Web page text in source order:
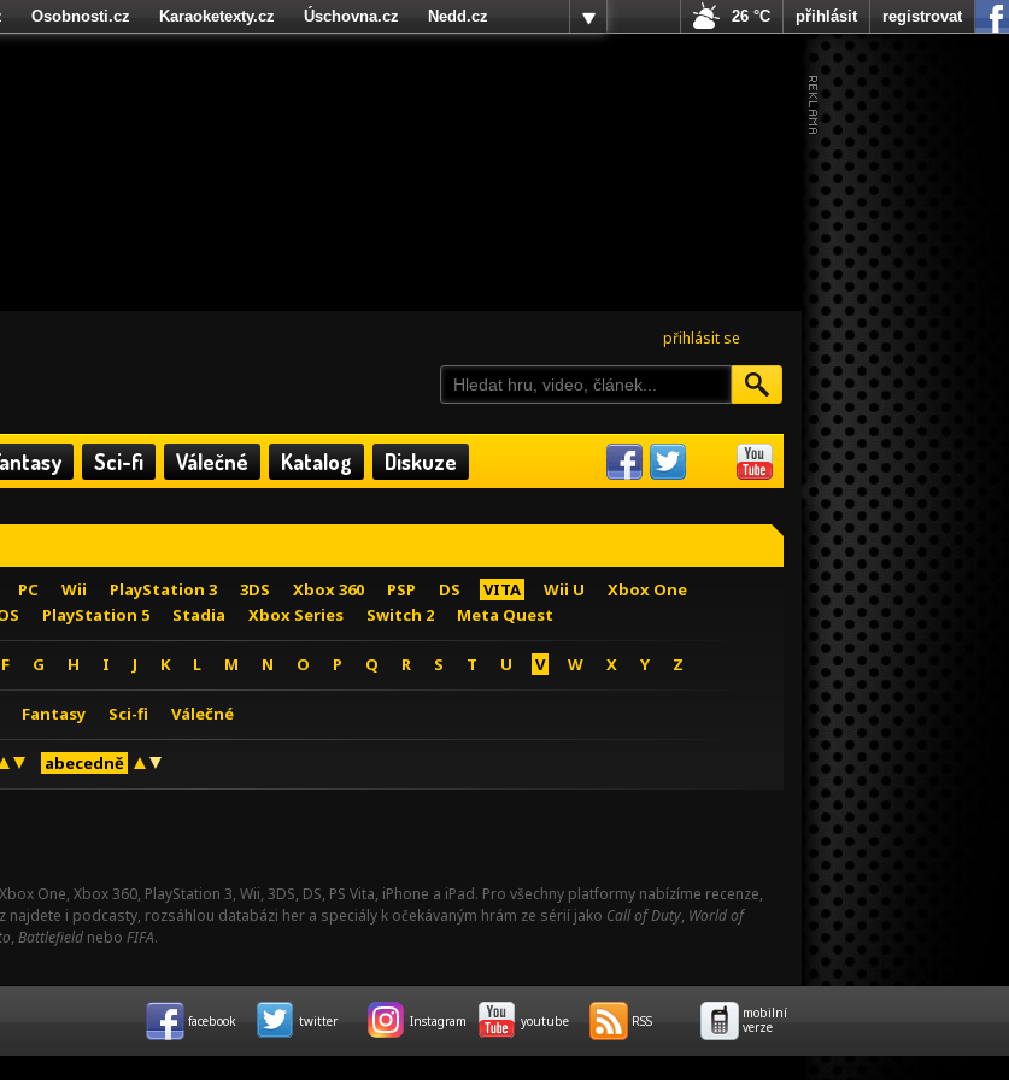
přihlásit se
Sci-fi Válečné Katalog Diskuze
PC Wii PlayStation 3 3DS Xbox 360 PSP DS VITA Wii U
Xbox One
PlayStation 5 Stadia Xbox Series Switch 2 Meta Quest
F G H I J K L M N O P Q R S T U V W X Y Z
Fantasy Sci-fi Válečné
abecedně
One, Xbox 360, PlayStation 3, Wii, 3DS, DS, PS Vita, iPhone a iPad. Pro všechny platformy nabízíme recenze,
najdete i podcasty, rozsáhlou databázi her a speciály k očekávaným hrám ze sérií jako Call of Duty, World of
, Battlefield nebo FIFA.
Osobnosti.cz Karaoketexty.cz Úschovna.cz
Nedd.cz
26 °C přihlásit registrovat
facebook twitter Instagram youtube RSS
mobilní
verze